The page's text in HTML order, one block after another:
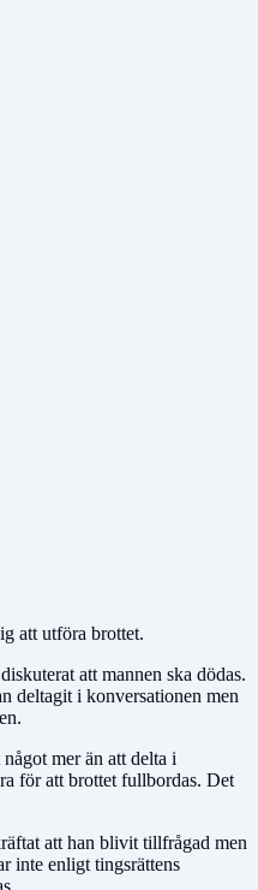
att utföra brottet.
att mannen ska dödas.
deltagit i konversationen men
mer än att delta i
för att brottet fullbordas. Det
att han blivit tillfrågad men
inte enligt tingsrättens